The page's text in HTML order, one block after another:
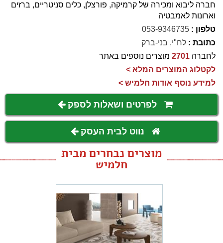
חברה ליבוא ומכירה של קרמיקה, פורצלן, כלים סניטריים, ברזים
וארונות לאמבטיה
טלפון : 053-9346735
כתובת : לח"י, בני-ברק
לחברה 2701 מוצרים נוספים באתר
לקטלוג המוצרים המלא >
למידע נוסף אודות חלמיש >
לפרטים ושאלות לספק
נווט לבית העסק
מוצרים נבחרים מבית
חלמיש